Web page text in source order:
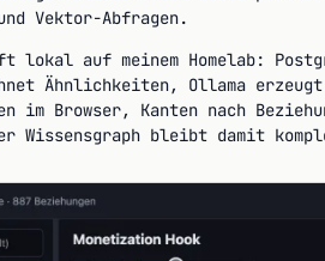
Vektor-Abfragen.
lokal auf meinem Homelab:
Ähnlichkeiten, Ollama
im Browser, Kanten nach
Wissensgraph bleibt damit